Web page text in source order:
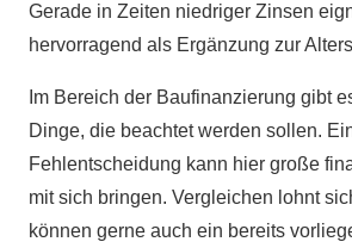
Gerade in Zeiten niedriger Zinsen
hervorragend als Ergänzung zur
Im Bereich der Baufinanzierung gibt
Dinge, die beachtet werden sollen.
Fehlentscheidung kann hier große
mit sich bringen. Vergleichen lohnt
können gerne auch ein bereits